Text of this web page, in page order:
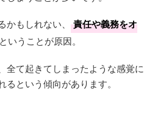
もしれない、
責任や義務をオ
ということが原因。
全て起きてしまったような感覚に
という傾向があります。